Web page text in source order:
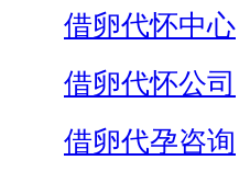
借卵代怀中心
借卵代怀公司
借卵代孕咨询